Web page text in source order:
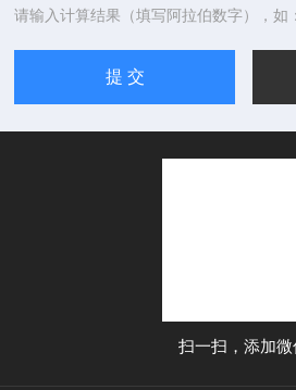
请输入计算结果（填写阿拉伯数字），如
扫一扫，添加微